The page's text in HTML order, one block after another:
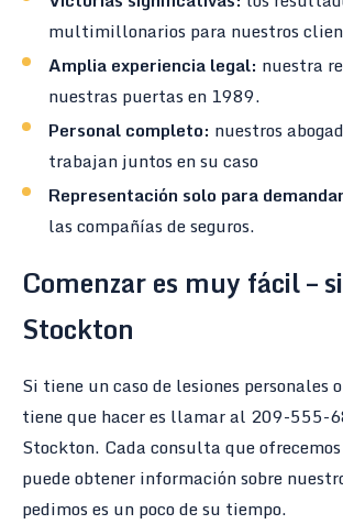
multimillonarios para nuestros
Amplia experiencia legal: nuestra
nuestras puertas en 1989.
Personal completo: nuestros
trabajan juntos en su caso
Representación solo para
las compañías de seguros.
Comenzar es muy fácil –
Stockton
Si tiene un caso de lesiones
tiene que hacer es llamar al 209-555-
Stockton. Cada consulta que ofrecemos
puede obtener información sobre
pedimos es un poco de su tiempo.